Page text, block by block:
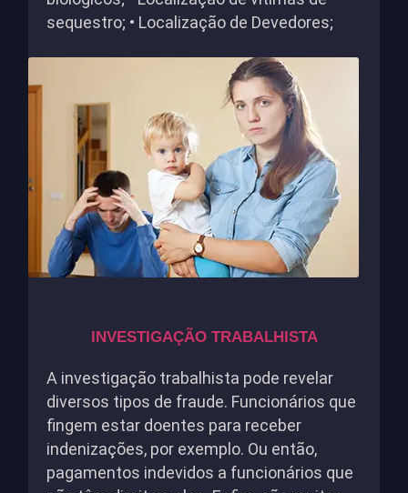
sequestro; • Localização de Devedores;
INVESTIGAÇÃO TRABALHISTA
A investigação trabalhista pode revelar
diversos tipos de fraude. Funcionários que
fingem estar doentes para receber
indenizações, por exemplo. Ou então,
pagamentos indevidos a funcionários que